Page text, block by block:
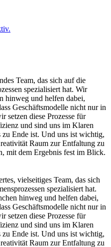
Team, das sich auf die
spezialisiert hat. Wir
hinweg und helfen dabei,
Geschäftsmodelle nicht nur in
setzen diese Prozesse für
und sind uns im Klaren
zu Ende ist. Und uns ist wichtig,
Raum zur Entfaltung zu
mit dem Ergebnis fest im Blick.
vielseitiges Team, das sich
spezialisiert hat.
hinweg und helfen dabei,
Geschäftsmodelle nicht nur in
setzen diese Prozesse für
und sind uns im Klaren
zu Ende ist. Und uns ist wichtig,
Raum zur Entfaltung zu